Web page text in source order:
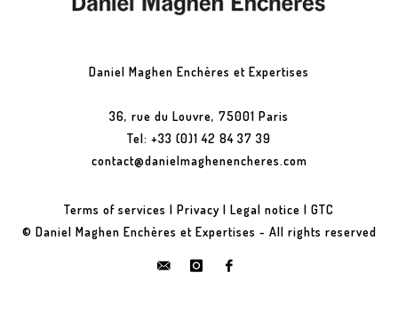
Daniel Maghen Enchères et Expertises
36, rue du Louvre, 75001 Paris
Tel: +33 (0)1 42 84 37 39
contact@danielmaghenencheres.com
Terms of services | Privacy | Legal notice | GTC
© Daniel Maghen Enchères et Expertises - All rights reserved